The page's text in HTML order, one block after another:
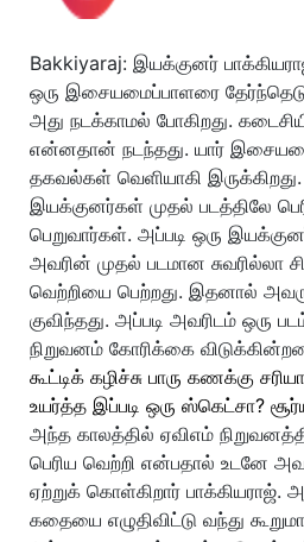
Bakkiyaraj: இயக்குனர்
ஒரு இசையமைப்பாளரை
அது நடக்காமல் போகிறது.
என்னதான் நடந்தது. யார்
தகவல்கள் வெளியாகி இருக்கிறது.
இயக்குனர்கள் முதல் படத்திலே
பெறுவார்கள். அப்படி ஒரு
அவரின் முதல் படமான சுவரில்லா
வெற்றியை பெற்றது. இதனால்
குவிந்தது. அப்படி அவரிடம் ஒரு
நிறுவனம் கோரிக்கை
கூட்டிக் கழிச்சு பாரு கணக்கு
உயர்த்த இப்படி ஒரு ஸ்கெட்சா?
அந்த காலத்தில் ஏவிஎம்
பெரிய வெற்றி என்பதால் உடனே
ஏற்றுக் கொள்கிறார் பாக்கியராஜ்.
கதையை எழுதிவிட்டு வந்து